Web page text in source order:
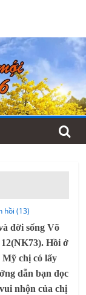
hồi (13)
đời sống Võ
Hồi ở
Mỹ chị có lấy
dẫn bạn đọc
nhộn của chị